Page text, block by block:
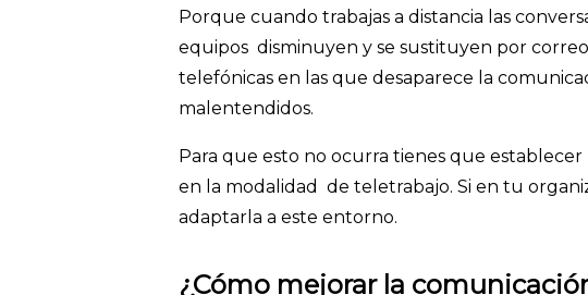
Porque cuando trabajas a distancia las
equipos disminuyen y se sustituyen por
telefónicas en las que desaparece la
malentendidos.
Para que esto no ocurra tienes que
en la modalidad de teletrabajo. Si en tu
adaptarla a este entorno.
¿Cómo mejorar la